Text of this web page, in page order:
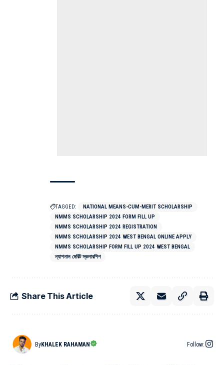
TAGGED:
NATIONAL MEANS-CUM-MERIT SCHOLARSHIP
NMMS SCHOLARSHIP 2024 FORM FILL UP
NMMS SCHOLARSHIP 2024 REGISTRATION
NMMS SCHOLARSHIP 2024 WEST BENGAL ONLINE APPLY
NMMS SCHOLARSHIP FORM FILL UP 2024 WEST BENGAL
ন্যাশনাল মেরিট স্কলারশিপ
Share This Article
ByKHALEK RAHAMAN Follow: